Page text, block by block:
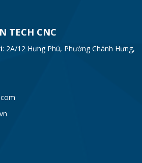
TECH CNC
: 2A/12 Hưng Phú, Phường Chánh Hưng,